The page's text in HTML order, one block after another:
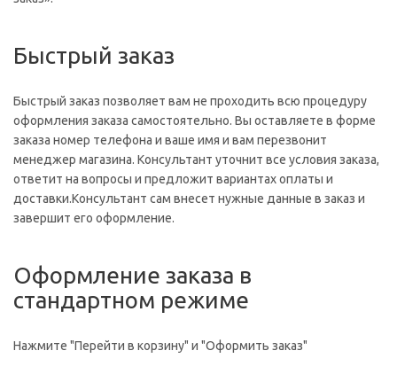
Быстрый заказ
Быстрый заказ позволяет вам не проходить всю процедуру
оформления заказа самостоятельно. Вы оставляете в форме
заказа номер телефона и ваше имя и вам перезвонит
менеджер магазина. Консультант уточнит все условия заказа,
ответит на вопросы и предложит вариантах оплаты и
доставки.Консультант сам внесет нужные данные в заказ и
завершит его оформление.
Оформление заказа в
стандартном режиме
Нажмите "Перейти в корзину" и "Оформить заказ"